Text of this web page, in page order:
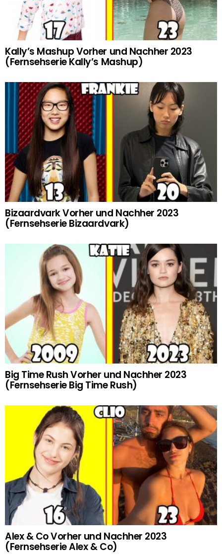
Kally’s Mashup Vorher und Nachher 2023
(Fernsehserie Kally’s Mashup)
Bizaardvark Vorher und Nachher 2023
(Fernsehserie Bizaardvark)
Big Time Rush Vorher und Nachher 2023
(Fernsehserie Big Time Rush)
Alex & Co Vorher und Nachher 2023
(Fernsehserie Alex & Co)